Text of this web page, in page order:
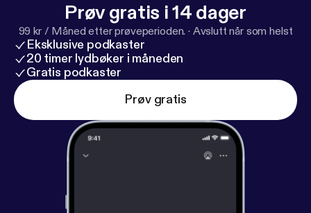
Prøv gratis i 14 dager
99 kr / Måned etter prøveperioden. · Avslutt når som helst
Eksklusive podkaster
20 timer lydbøker i måneden
Gratis podkaster
Prøv gratis